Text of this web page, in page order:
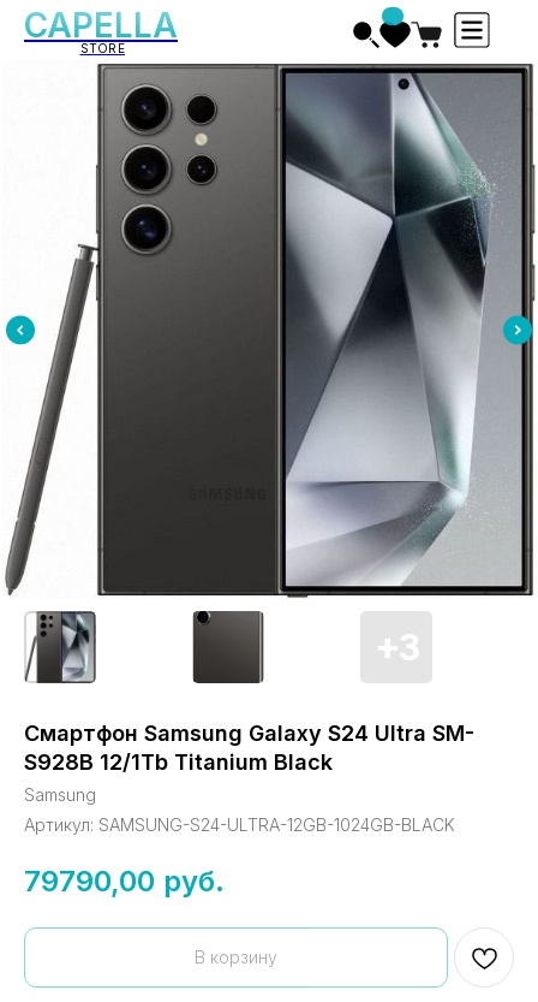
CAPELLA
STORE
Смартфон Samsung Galaxy S24 Ultra SM-
S928B 12/1Tb Titanium Black
Samsung
Артикул: SAMSUNG-S24-ULTRA-12GB-1024GB-BLACK
79790,00 руб.
В корзину